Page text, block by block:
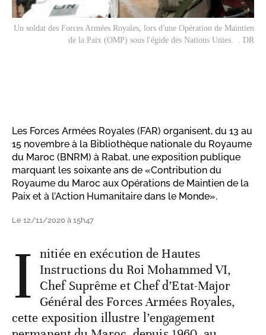
Un soldat des Forces Armées Royales, lors d'une Opération de Maintien
de la Paix (OMP) sous l'égide des Nations Unies. . DR
Les Forces Armées Royales (FAR) organisent, du 13 au
15 novembre à la Bibliothèque nationale du Royaume
du Maroc (BNRM) à Rabat, une exposition publique
marquant les soixante ans de «Contribution du
Royaume du Maroc aux Opérations de Maintien de la
Paix et à l’Action Humanitaire dans le Monde».
Le 12/11/2020 à 15h47
I nitiée en exécution de Hautes
Instructions du Roi Mohammed VI,
Chef Suprême et Chef d’Etat-Major
Général des Forces Armées Royales,
cette exposition illustre l’engagement